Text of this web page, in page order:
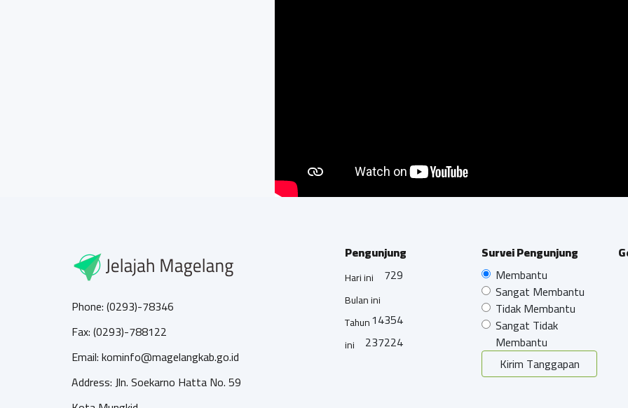
Phone: (0293)-78346
Fax: (0293)-788122
Email: kominfo@magelangkab.go.id
Address: Jln. Soekarno Hatta No. 59
Pengunjung
Hari ini 729
Bulan ini
14354
Tahun
ini
237224
Survei Pengunjung
Membantu
Sangat Membantu
Tidak Membantu
Sangat Tidak
Membantu
Kirim Tanggapan